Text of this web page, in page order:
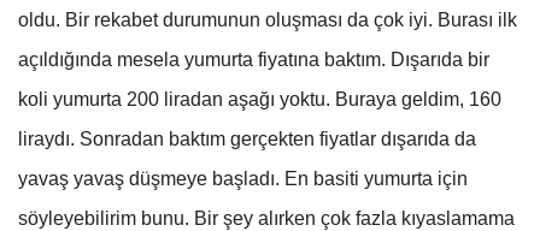
oldu. Bir rekabet durumunun oluşması da çok iyi. Burası ilk
açıldığında mesela yumurta fiyatına baktım. Dışarıda bir
koli yumurta 200 liradan aşağı yoktu. Buraya geldim, 160
liraydı. Sonradan baktım gerçekten fiyatlar dışarıda da
yavaş yavaş düşmeye başladı. En basiti yumurta için
söyleyebilirim bunu. Bir şey alırken çok fazla kıyaslamama